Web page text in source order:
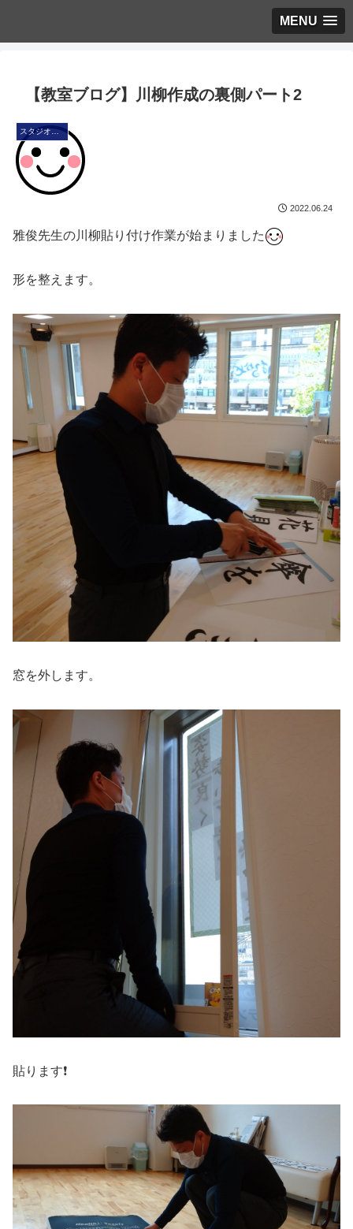
MENU
【教室ブログ】川柳作成の裏側パート2
スタジオ・ブログ
2022.06.24
雅俊先生の川柳貼り付け作業が始まりました
形を整えます。
窓を外します。
貼ります❗